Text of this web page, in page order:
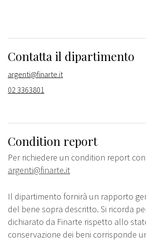
Contatta il dipartimento
argenti@finarte.it
02 3363801
Condition report
Per richiedere un condition report
argenti@finarte.it
Il dipartimento fornirà un rapporto
del bene sopra descritto. Si ricorda
dichiarato da Finarte rispetto allo
conservazione dei beni corrisponde